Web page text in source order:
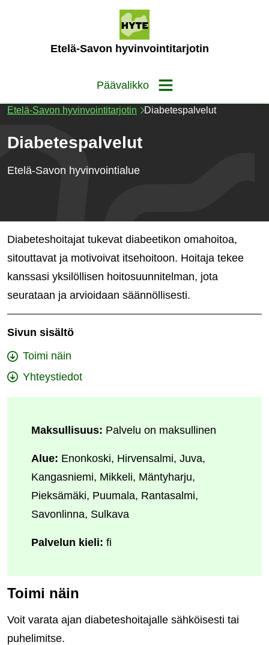
Etelä-Savon hyvinvointitarjotin
Päävalikko
Etelä-Savon hyvinvointitarjotin Diabetespalvelut
Diabetespalvelut
Etelä-Savon hyvinvointialue
Diabeteshoitajat tukevat diabeetikon omahoitoa,
sitouttavat ja motivoivat itsehoitoon. Hoitaja tekee
kanssasi yksilöllisen hoitosuunnitelman, jota
seurataan ja arvioidaan säännöllisesti.
Sivun sisältö
Toimi näin
Yhteystiedot
Maksullisuus: Palvelu on maksullinen
Alue: Enonkoski, Hirvensalmi, Juva,
Kangasniemi, Mikkeli, Mäntyharju,
Pieksämäki, Puumala, Rantasalmi,
Savonlinna, Sulkava
Palvelun kieli: fi
Toimi näin
Voit varata ajan diabeteshoitajalle sähköisesti tai
puhelimitse.